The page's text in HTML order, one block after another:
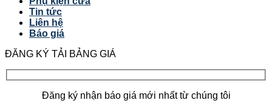
Tin tức
Liên hệ
Báo giá
ĐĂNG KÝ TẢI BẢNG GIÁ
Đăng ký nhận báo giá mới nhất từ chúng tôi